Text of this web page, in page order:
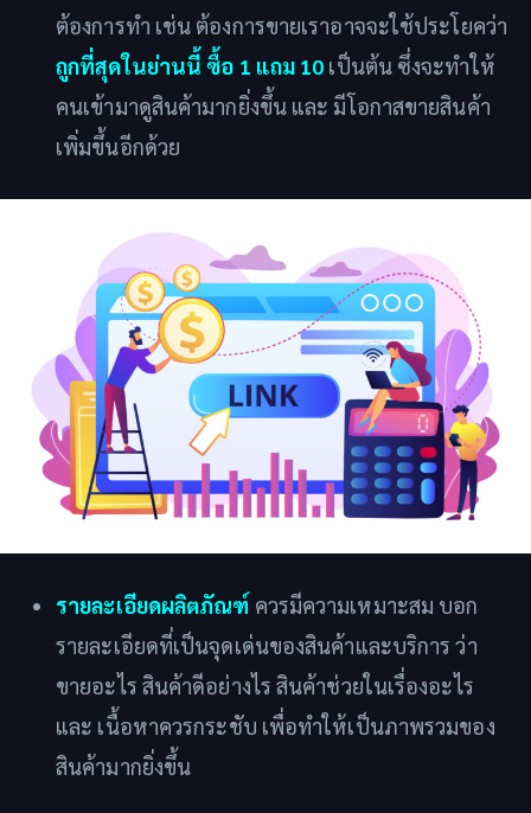
ต้องการทำ เช่น ต้องการขายเราอาจจะใช้ประโยคว่า
ถูกที่สุดในย่านนี้ ซื้อ 1 แถม 10 เป็นต้น ซึ่งจะทำให้
คนเข้ามาดูสินค้ามากยิ่งขึ้น และ มีโอกาสขายสินค้า
เพิ่มขึ้นอีกด้วย
รายละเอียดผลิตภัณฑ์ ควรมีความเหมาะสม บอก
รายละเอียดที่เป็นจุดเด่นของสินค้าและบริการ ว่า
ขายอะไร สินค้าดีอย่างไร สินค้าช่วยในเรื่องอะไร
และ เนื้อหาควรกระชับ เพื่อทำให้เป็นภาพรวมของ
สินค้ามากยิ่งขึ้น